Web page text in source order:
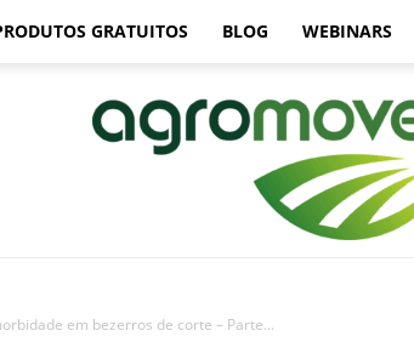
GRATUITOS BLOG WEBINARS
em bezerros de corte – Parte...